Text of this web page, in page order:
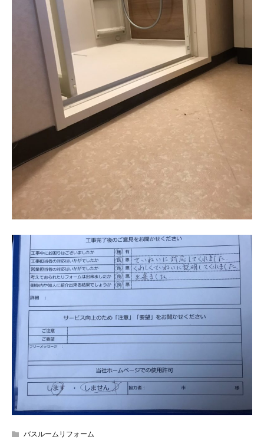
バスルームリフォーム